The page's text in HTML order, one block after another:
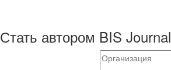
Стать автором BIS Journal